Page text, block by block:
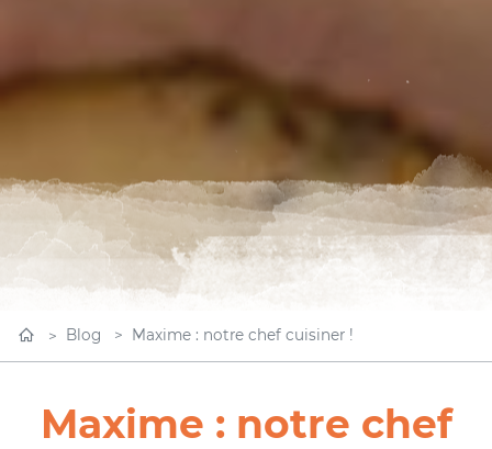
Blog Maxime : notre chef cuisiner !
Maxime : notre chef